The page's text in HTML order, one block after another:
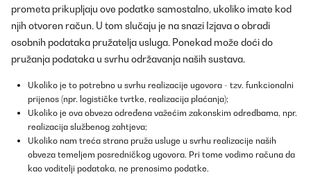
prometa prikupljaju ove podatke samostalno, ukoliko imate kod
njih otvoren račun. U tom slučaju je na snazi Izjava o obradi
osobnih podataka pružatelja usluga. Ponekad može doći do
pružanja podataka u svrhu održavanja naših sustava.
Ukoliko je to potrebno u svrhu realizacije ugovora - tzv. funkcionalni
prijenos (npr. logističke tvrtke, realizacija plaćanja);
Ukoliko je ova obveza određena važećim zakonskim odredbama, npr.
realizacija službenog zahtjeva;
Ukoliko nam treća strana pruža usluge u svrhu realizacije naših
obveza temeljem posredničkog ugovora. Pri tome vodimo računa da
kao voditelji podataka, ne prenosimo podatke.